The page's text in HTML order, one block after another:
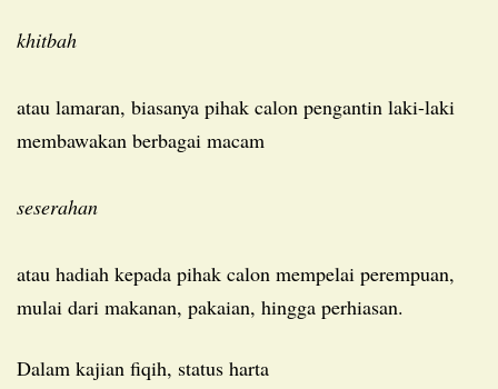
khitbah
atau lamaran, biasanya pihak calon pengantin laki-laki
membawakan berbagai macam
seserahan
atau hadiah kepada pihak calon mempelai perempuan,
mulai dari makanan, pakaian, hingga perhiasan.
Dalam kajian fiqih, status harta